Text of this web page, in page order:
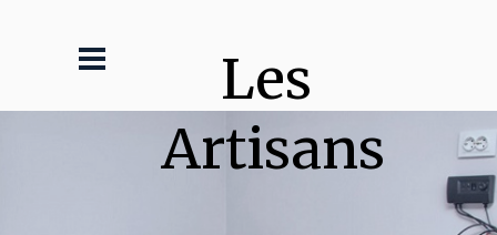
Les
Artisans